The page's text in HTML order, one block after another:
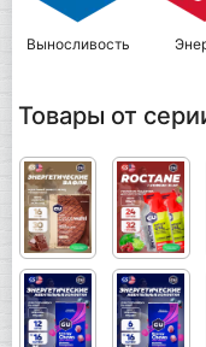
Выносливость
Товары от